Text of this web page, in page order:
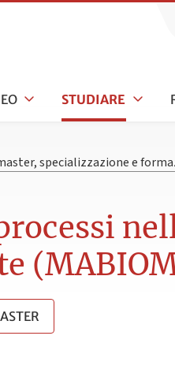
STUDIARE
specializzazione e